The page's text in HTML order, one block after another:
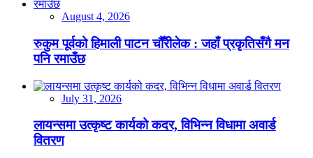
August 4, 2026
रुकुम पूर्वको हिमाली पाटन चौँरीलेक : जहाँ प्रकृतिसँगै मन
पनि रमाउँछ
July 31, 2026
लायन्समा उत्कृष्ट कार्यको कदर, विभिन्न विधामा अवार्ड
वितरण